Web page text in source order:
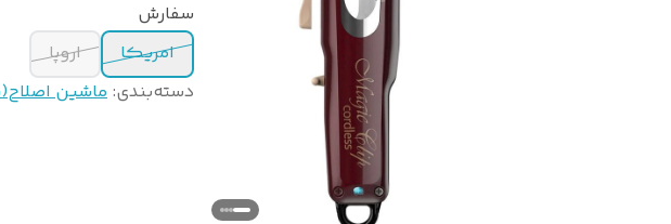
سفارش
امریکا
اروپا
دسته‌بندی: ماشین